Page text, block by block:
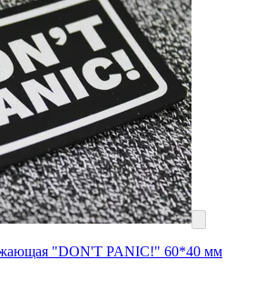
"DON'T PANIC!" 60*40 мм